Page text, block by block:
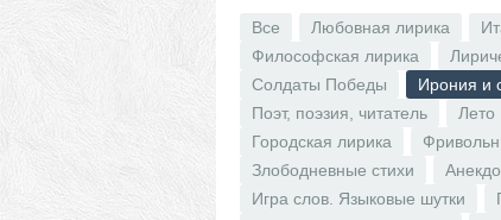
Все Любовная лирика
Философская лирика
Солдаты Победы
Ирония и
Поэт, поэзия, читатель
Лето
Городская лирика
Злободневные стихи
Игра слов. Языковые шутки